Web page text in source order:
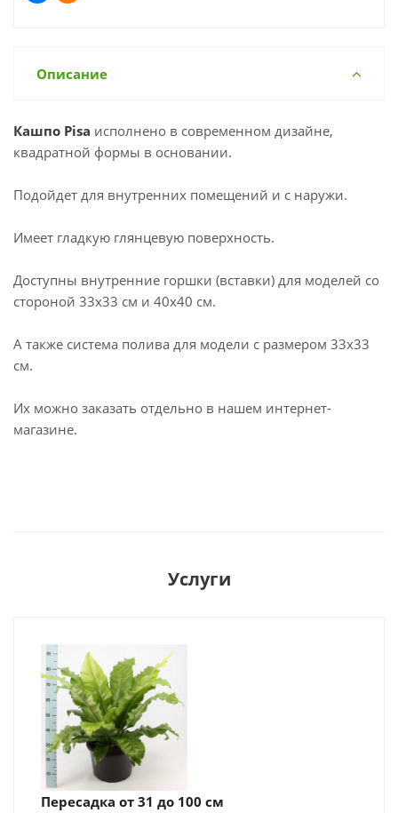
Описание
Кашпо Pisa исполнено в современном дизайне,
квадратной формы в основании.
Подойдет для внутренних помещений и с наружи.
Имеет гладкую глянцевую поверхность.
Доступны внутренние горшки (вставки) для моделей со
стороной 33х33 см и 40х40 см.
А также система полива для модели с размером 33х33
см.
Их можно заказать отдельно в нашем интернет-
магазине.
Услуги
Пересадка от 31 до 100 см